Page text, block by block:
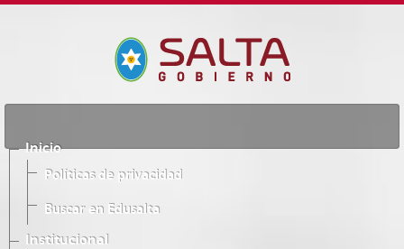
Inicio
Políticas de privacidad
Buscar en Edusalta
Institucional